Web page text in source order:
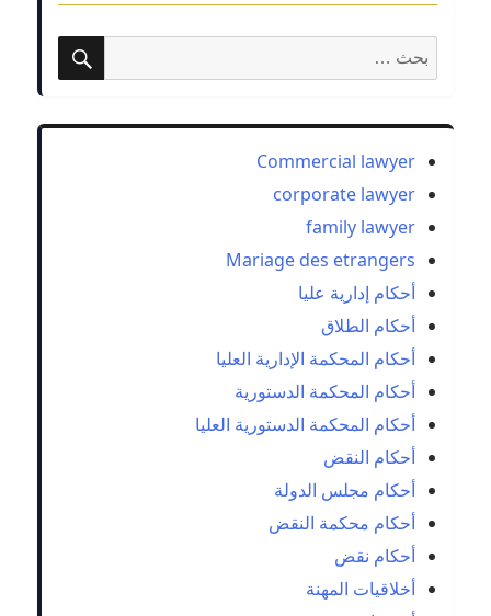
البحث
عن:
بحث
Commercial lawyer
corporate lawyer
family lawyer
Mariage des etrangers
أحكام إدارية عليا
أحكام الطلاق
أحكام المحكمة الإدارية العليا
أحكام المحكمة الدستورية
أحكام المحكمة الدستورية العليا
أحكام النقض
أحكام مجلس الدولة
أحكام محكمة النقض
أحكام نقض
أخلاقيات المهنة